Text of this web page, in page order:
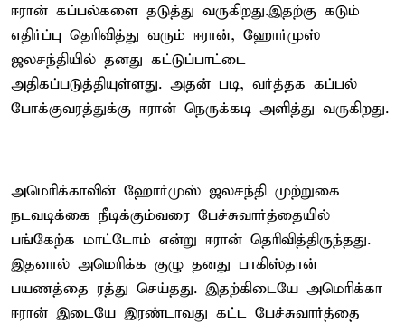
ஈரான் கப்பல்களை தடுத்து வருகிறது.இதற்கு கடும்
எதிர்ப்பு தெரிவித்து வரும் ஈரான், ஹோர்முஸ்
ஜலசந்தியில் தனது கட்டுப்பாட்டை
அதிகப்படுத்தியுள்ளது. அதன் படி, வர்த்தக கப்பல்
போக்குவரத்துக்கு ஈரான் நெருக்கடி அளித்து வருகிறது.
அமெரிக்காவின் ஹோர்முஸ் ஜலசந்தி முற்றுகை
நடவடிக்கை நீடிக்கும்வரை பேச்சுவார்த்தையில்
பங்கேற்க மாட்டோம் என்று ஈரான் தெரிவித்திருந்தது.
இதனால் அமெரிக்க குழு தனது பாகிஸ்தான்
பயணத்தை ரத்து செய்தது. இதற்கிடையே அமெரிக்கா–
ஈரான் இடையே இரண்டாவது கட்ட பேச்சுவார்த்தை